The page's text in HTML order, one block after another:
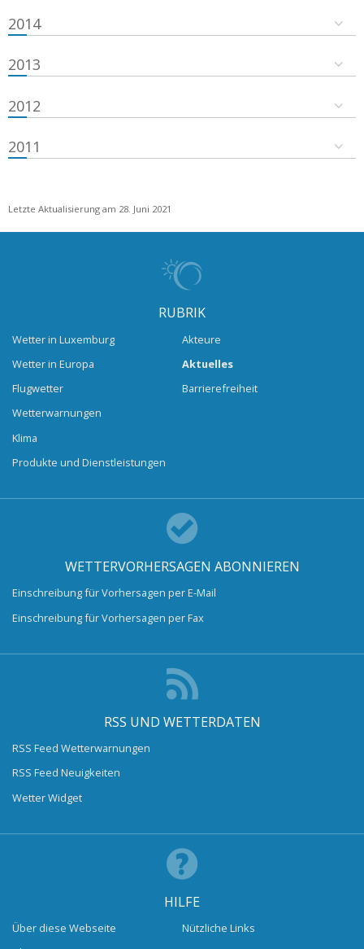
2014
2013
2012
2011
Letzte Aktualisierung am 28. Juni 2021
RUBRIK
Wetter in Luxemburg
Wetter in Europa
Flugwetter
Wetterwarnungen
Klima
Produkte und Dienstleistungen
Akteure
Aktuelles
Barrierefreiheit
WETTERVORHERSAGEN ABONNIEREN
Einschreibung für Vorhersagen per E-Mail
Einschreibung für Vorhersagen per Fax
RSS UND WETTERDATEN
RSS Feed Wetterwarnungen
RSS Feed Neuigkeiten
Wetter Widget
HILFE
Über diese Webseite
Nützliche Links